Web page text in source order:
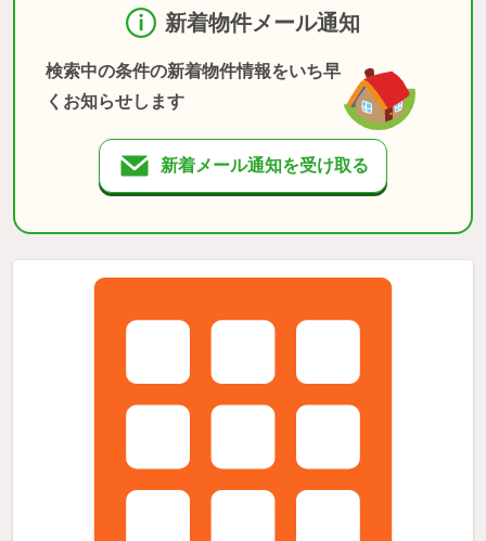
新着物件メール通知
検索中の条件の新着物件情報をいち早
くお知らせします
新着メール通知を受け取る